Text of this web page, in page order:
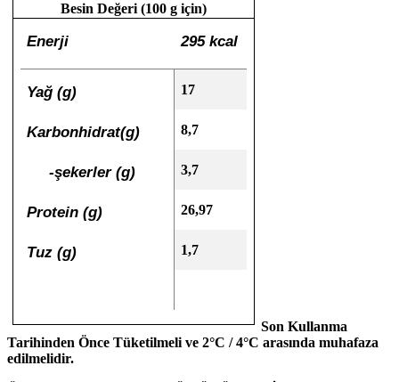
Besin Değeri (100 g için)
Enerji 295 kcal
Yağ (g) 17
Karbonhidrat(g) 8,7
-şekerler (g) 3,7
Protein (g) 26,97
Tuz (g) 1,7
Son Kullanma
Tarihinden Önce Tüketilmeli ve 2°C / 4°C arasında muhafaza
edilmelidir.